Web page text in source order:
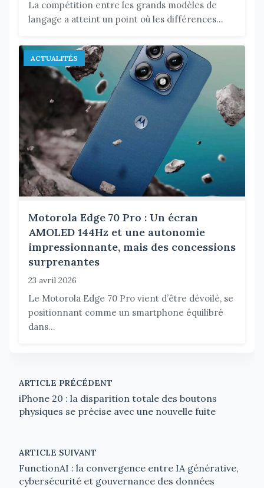
La compétition entre les grands modèles de
langage a atteint un point où les différences...
ACTUALITÉS
Motorola Edge 70 Pro : Un écran
AMOLED 144Hz et une autonomie
impressionnante, mais des concessions
surprenantes
23 avril 2026
Le Motorola Edge 70 Pro vient d’être dévoilé, se
positionnant comme un smartphone équilibré
dans...
ARTICLE PRÉCÉDENT
iPhone 20 : la disparition totale des boutons
physiques se précise avec une nouvelle fuite
ARTICLE SUIVANT
FunctionAI : la convergence entre IA générative,
cybersécurité et gouvernance des données